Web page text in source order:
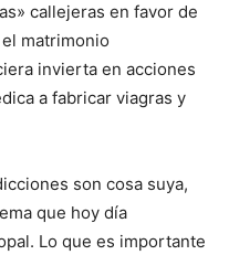
callejeras en favor de
matrimonio
invierta en acciones
a fabricar viagras y
son cosa suya,
que hoy día
Lo que es importante